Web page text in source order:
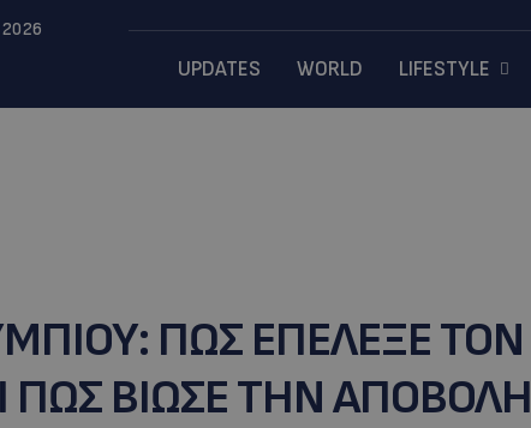
UPDATES WORLD LIFESTYLE
ΠΩΣ ΕΠΕΛΕΞΕ ΤΟΝ
ΠΩΣ ΒΙΩΣΕ ΤΗΝ ΑΠΟΒΟΛΗ